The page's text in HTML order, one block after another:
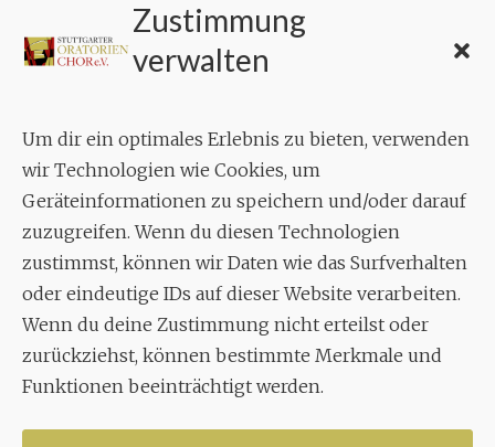
Zustimmung
verwalten
Um dir ein optimales Erlebnis zu bieten, verwenden
wir Technologien wie Cookies, um
Geräteinformationen zu speichern und/oder darauf
zuzugreifen. Wenn du diesen Technologien
zustimmst, können wir Daten wie das Surfverhalten
oder eindeutige IDs auf dieser Website verarbeiten.
Wenn du deine Zustimmung nicht erteilst oder
zurückziehst, können bestimmte Merkmale und
Funktionen beeinträchtigt werden.
KONTAKT
Geschäftsstelle:
Aixheimer Str. 18
70619 Stuttgart
MUSIK
Musikalischer Leiter:
Enrico Trummer
Tel.+49 (0)177 / 34 23 57 1
Facebook
TwitterYouTube